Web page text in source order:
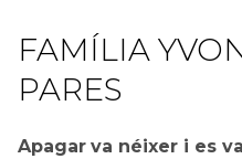
FAMÍLIA
PARES
Apagar va néixer i es